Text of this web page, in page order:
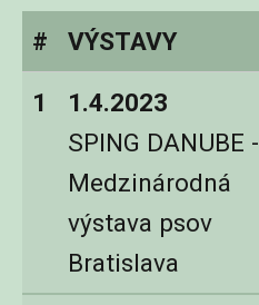
# VÝSTAVY
1
1.4.2023
SPING DANUBE -
Medzinárodná
výstava psov
Bratislava